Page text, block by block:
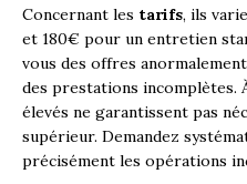
Concernant les tarifs, ils
et 180€ pour un entretien
vous des offres
des prestations incomplètes.
élevés ne garantissent pas
supérieur. Demandez
précisément les opérations